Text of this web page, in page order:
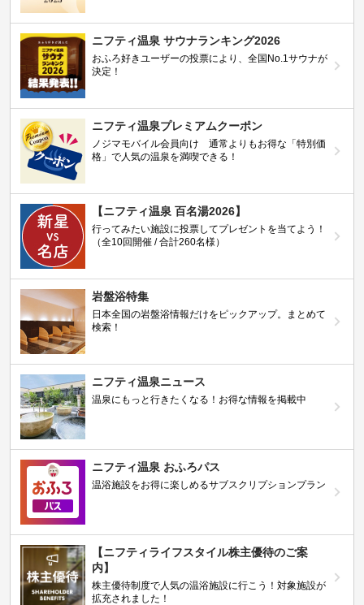
ニフティ温泉 サウナランキング2026
おふろ好きユーザーの投票により、全国No.1サウナが
決定！
ニフティ温泉プレミアムクーポン
ノジマモバイル会員向け 通常よりもお得な「特別価
格」で人気の温泉を満喫できる！
【ニフティ温泉 百名湯2026】
行ってみたい施設に投票してプレゼントを当てよう！
（全10回開催 / 合計260名様）
岩盤浴特集
日本全国の岩盤浴情報だけをピックアップ。まとめて
検索！
ニフティ温泉ニュース
温泉にもっと行きたくなる！お得な情報を掲載中
ニフティ温泉 おふろパス
温浴施設をお得に楽しめるサブスクリプションプラン
【ニフティライフスタイル株主優待のご案
内】
株主優待制度で人気の温浴施設に行こう！対象施設が
拡充されました！